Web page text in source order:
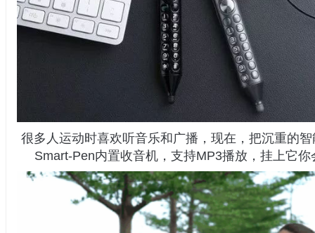
很多人运动时喜欢听音乐和广播，现在，把沉重的
Smart-Pen内置收音机，支持MP3播放，挂上它